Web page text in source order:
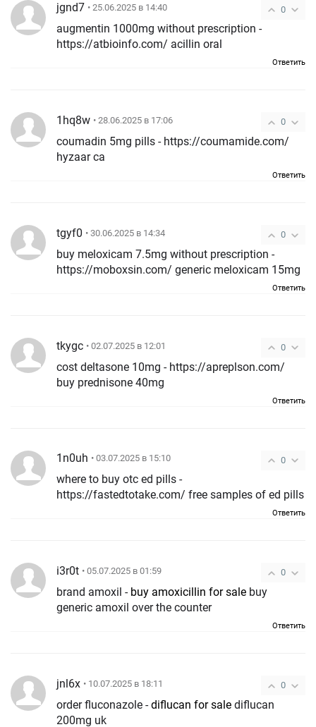
0
jgnd7 • 25.06.2025 в 14:40
augmentin 1000mg without prescription -
https://atbioinfo.com/ acillin oral
Ответить
0
1hq8w • 28.06.2025 в 17:06
coumadin 5mg pills - https://coumamide.com/
hyzaar ca
Ответить
0
tgyf0 • 30.06.2025 в 14:34
buy meloxicam 7.5mg without prescription -
https://moboxsin.com/ generic meloxicam 15mg
Ответить
0
tkygc • 02.07.2025 в 12:01
cost deltasone 10mg - https://apreplson.com/
buy prednisone 40mg
Ответить
0
1n0uh • 03.07.2025 в 15:10
where to buy otc ed pills -
https://fastedtotake.com/ free samples of ed pills
Ответить
0
i3r0t • 05.07.2025 в 01:59
brand amoxil - buy amoxicillin for sale buy
generic amoxil over the counter
Ответить
0
jnl6x • 10.07.2025 в 18:11
order fluconazole -diflucan for sale diflucan
200mg uk